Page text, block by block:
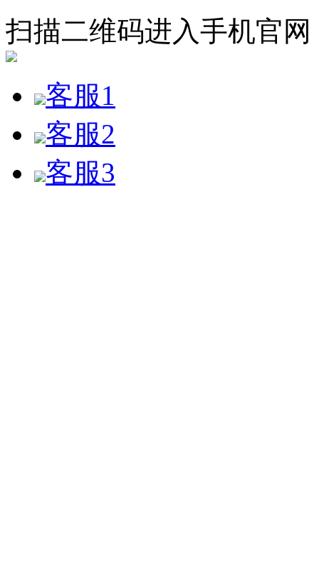
扫描二维码进入手机官网
客服1
客服2
客服3